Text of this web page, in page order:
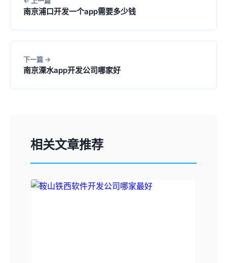
南京浦口开发一个app需要多少钱
下一篇
南京溧水app开发公司哪家好
相关文章推荐